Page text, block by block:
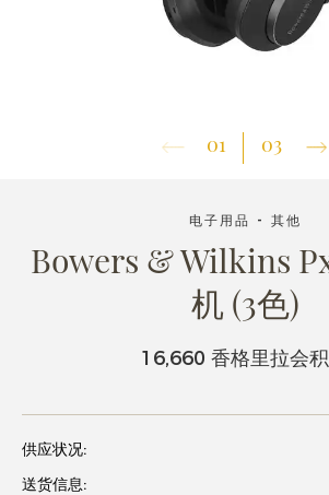
01 03
电子用品 - 其他
Bowers & Wilkins
机 (3色)
16,660 香格里拉会
供应状况:
送货信息: